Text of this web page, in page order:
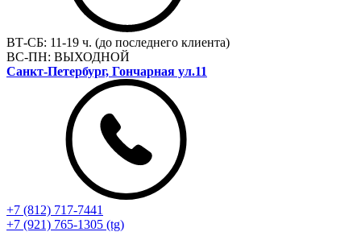
ВТ-СБ: 11-19 ч. (до последнего клиента)
ВС-ПН: ВЫХОДНОЙ
Санкт-Петербург, Гончарная ул.11
+7 (812) 717‑7441
+7 (921) 765-1305 (tg)